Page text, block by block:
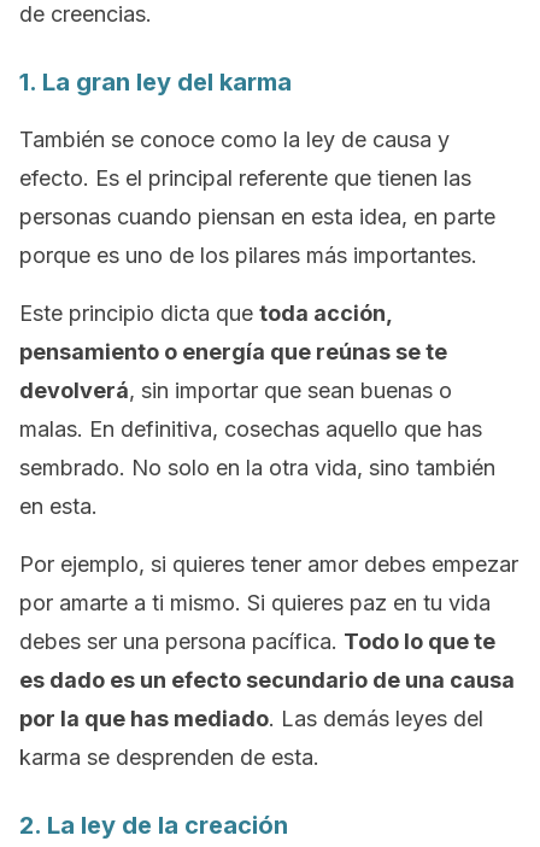
de creencias.
1. La gran ley del karma
También se conoce como la ley de causa y
efecto. Es el principal referente que tienen las
personas cuando piensan en esta idea, en parte
porque es uno de los pilares más importantes.
Este principio dicta que toda acción,
pensamiento o energía que reúnas se te
devolverá, sin importar que sean buenas o
malas. En definitiva, cosechas aquello que has
sembrado. No solo en la otra vida, sino también
en esta.
Por ejemplo, si quieres tener amor debes empezar
por amarte a ti mismo. Si quieres paz en tu vida
debes ser una persona pacífica. Todo lo que te
es dado es un efecto secundario de una causa
por la que has mediado. Las demás leyes del
karma se desprenden de esta.
2. La ley de la creación